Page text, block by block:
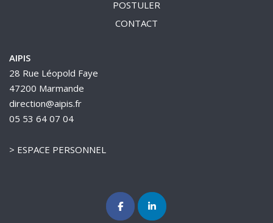
POSTULER
CONTACT
AIPIS
28 Rue Léopold Faye
47200 Marmande
direction@aipis.fr
05 53 64 07 04
> ESPACE PERSONNEL